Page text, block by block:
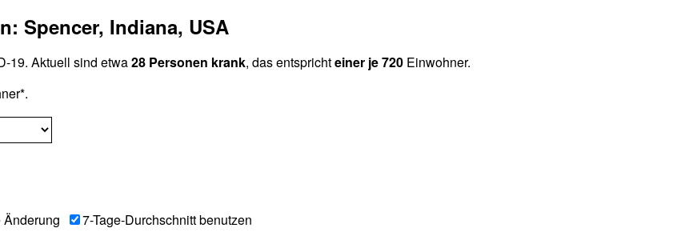
Spencer, Indiana, USA
19. Aktuell sind etwa28 Personen krank, das entsprichteiner je 720 Einwohner.
7-Tage-Durchschnitt benutzen